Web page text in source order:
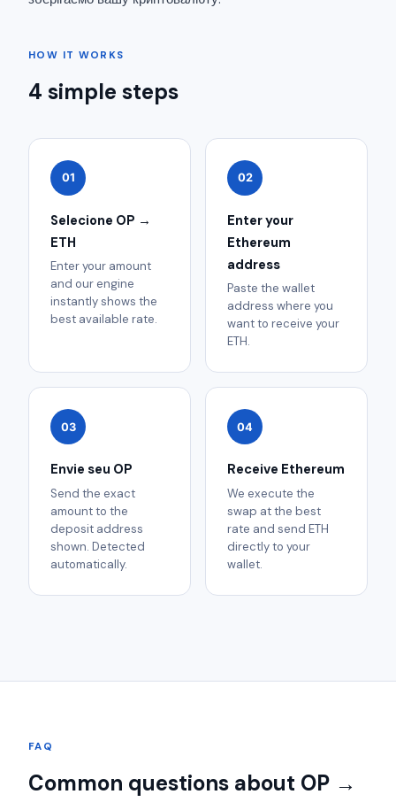
HOW IT WORKS
4 simple steps
01
Selecione OP →
ETH
Enter your amount
and our engine
instantly shows the
best available rate.
02
Enter your
Ethereum
address
Paste the wallet
address where you
want to receive your
ETH.
03
Envie seu OP
Send the exact
amount to the
deposit address
shown. Detected
automatically.
04
Receive Ethereum
We execute the
swap at the best
rate and send ETH
directly to your
wallet.
FAQ
Common questions about OP →